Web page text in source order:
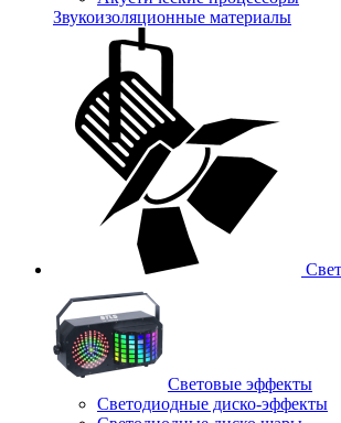
Звукоизоляционные материалы
Световые эффекты
Светодиодные диско-эффекты